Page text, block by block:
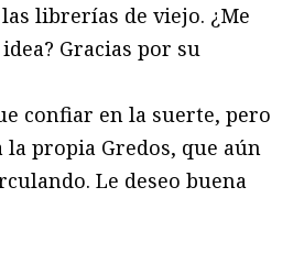
librerías de viejo. ¿Me
Gracias por su
confiar en la suerte, pero
propia Gredos, que aún
Le deseo buena